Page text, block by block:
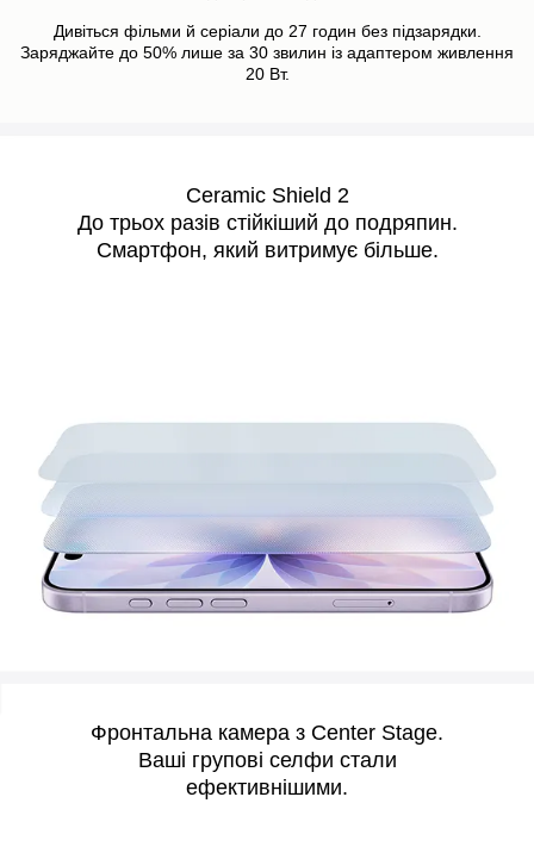
Дивіться фільми й серіали до 27 годин без підзарядки.
Заряджайте до 50% лише за 30 звилин із адаптером живлення
20 Вт.
Ceramic Shield 2
До трьох разів стійкіший до подряпин.
Смартфон, який витримує більше.
Фронтальна камера з Center Stage.
Ваші групові селфи стали
ефективнішими.